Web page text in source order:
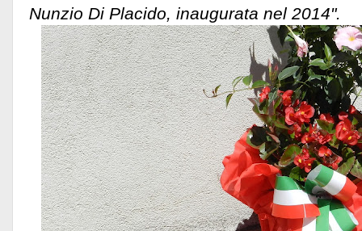
Nunzio Di Placido, inaugurata nel 2014".